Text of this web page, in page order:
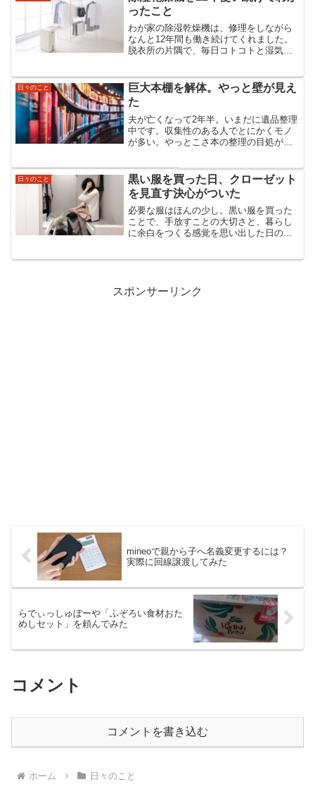
かと探していたら、 ラ...
ったこと
わが家の除湿乾燥機は、修理をしながら
なんと12年間も働き続けてくれました。
脱衣所の片隅で、毎日コトコトと湿気を
探したけれど、結局選んだのは いま使っ
ている乾燥機の後継...
日々のこと
巨大本棚を解体。やっと壁が見え
た
夫が亡くなって2年半。いまだに遺品整理
中です。収集性のある人でとにかくモノ
が多い。やっとこさ本の整理の目処がつ
120cm、高さ180cmの本棚。さらに上置
きがついたものが...
日々のこと
黒い服を買った日、クローゼット
を見直す決心がついた
必要な服はほんの少し。黒い服を買った
ことで、手放すことの大切さと、暮らし
に余白をつくる感覚を思い出した日の記
スポンサーリンク
mineoで親から子へ名義変更するには？
実際に回線譲渡してみた
らでぃっしゅぼーや「ふぞろい食材おた
めしセット」を頼んでみた
コメント
コメントを書き込む
ホーム 日々のこと